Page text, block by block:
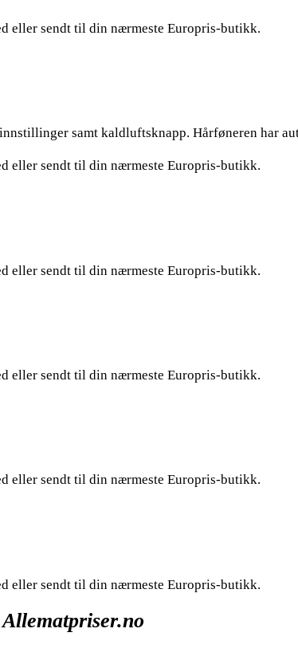
eller sendt til din nærmeste Europris-butikk.
samt kaldluftsknapp. Hårføneren har
eller sendt til din nærmeste Europris-butikk.
eller sendt til din nærmeste Europris-butikk.
eller sendt til din nærmeste Europris-butikk.
eller sendt til din nærmeste Europris-butikk.
eller sendt til din nærmeste Europris-butikk.